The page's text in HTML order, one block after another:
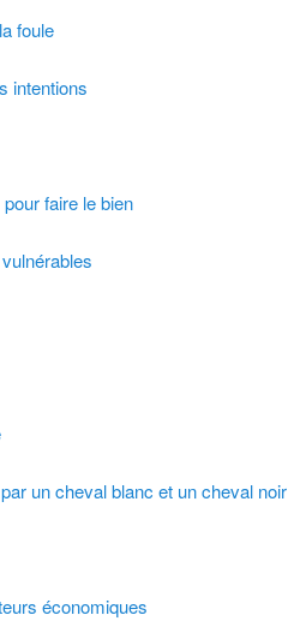
foule
intentions
faire le bien
un cheval blanc et un cheval noir
économiques